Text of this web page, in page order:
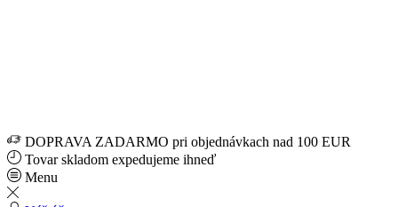
DOPRAVA ZADARMO pri objednávkach nad 100 EUR
Tovar skladom expedujeme ihneď
Menu